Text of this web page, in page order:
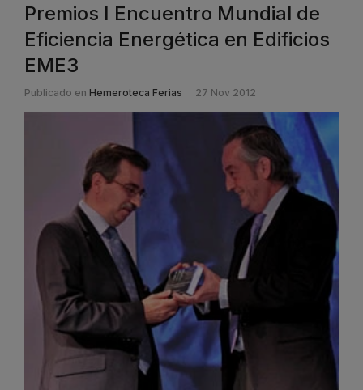
Premios I Encuentro Mundial de
Eficiencia Energética en Edificios
EME3
Publicado en Hemeroteca Ferias 27 Nov 2012